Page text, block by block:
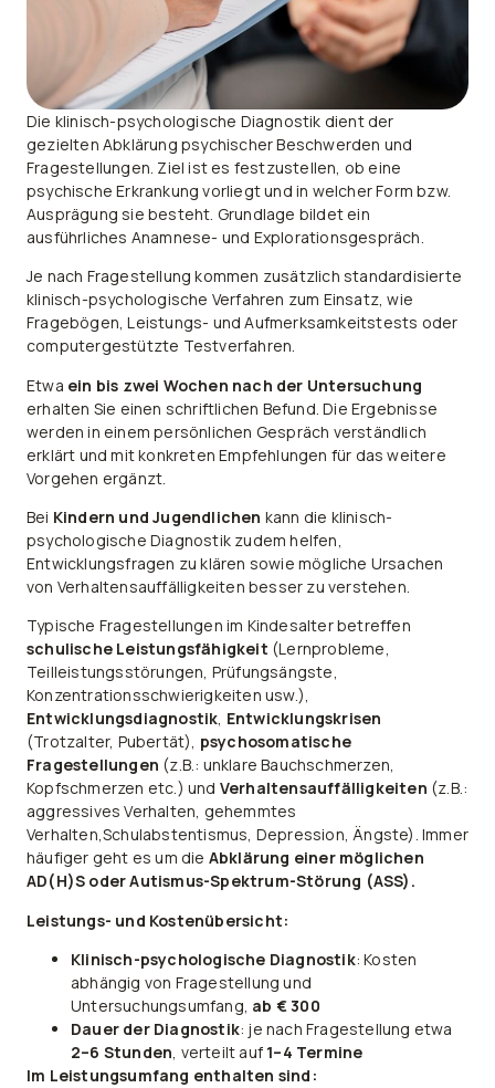
Die klinisch-psychologische Diagnostik dient der
gezielten Abklärung psychischer Beschwerden und
Fragestellungen. Ziel ist es festzustellen, ob eine
psychische Erkrankung vorliegt und in welcher Form bzw.
Ausprägung sie besteht. Grundlage bildet ein
ausführliches Anamnese- und Explorationsgespräch.
Je nach Fragestellung kommen zusätzlich standardisierte
klinisch-psychologische Verfahren zum Einsatz, wie
Fragebögen, Leistungs- und Aufmerksamkeitstests oder
computergestützte Testverfahren.
Etwa ein bis zwei Wochen nach der Untersuchung
erhalten Sie einen schriftlichen Befund. Die Ergebnisse
werden in einem persönlichen Gespräch verständlich
erklärt und mit konkreten Empfehlungen für das weitere
Vorgehen ergänzt.
Bei Kindern und Jugendlichen kann die klinisch-
psychologische Diagnostik zudem helfen,
Entwicklungsfragen zu klären sowie mögliche Ursachen
von Verhaltensauffälligkeiten besser zu verstehen.
Typische Fragestellungen im Kindesalter betreffen
schulische Leistungsfähigkeit (Lernprobleme,
Teilleistungsstörungen, Prüfungsängste,
Konzentrationsschwierigkeiten usw.),
Entwicklungsdiagnostik, Entwicklungskrisen
(Trotzalter, Pubertät), psychosomatische
Fragestellungen (z.B.: unklare Bauchschmerzen,
Kopfschmerzen etc.) und Verhaltensauffälligkeiten (z.B.:
aggressives Verhalten, gehemmtes
Verhalten,Schulabstentismus, Depression, Ängste). Immer
häufiger geht es um die Abklärung einer möglichen
AD(H)S oder Autismus-Spektrum-Störung (ASS).
Leistungs- und Kostenübersicht:
Klinisch-psychologische Diagnostik: Kosten
abhängig von Fragestellung und
Untersuchungsumfang, ab € 300
Dauer der Diagnostik: je nach Fragestellung etwa
2–6 Stunden, verteilt auf 1–4 Termine
Im Leistungsumfang enthalten sind: